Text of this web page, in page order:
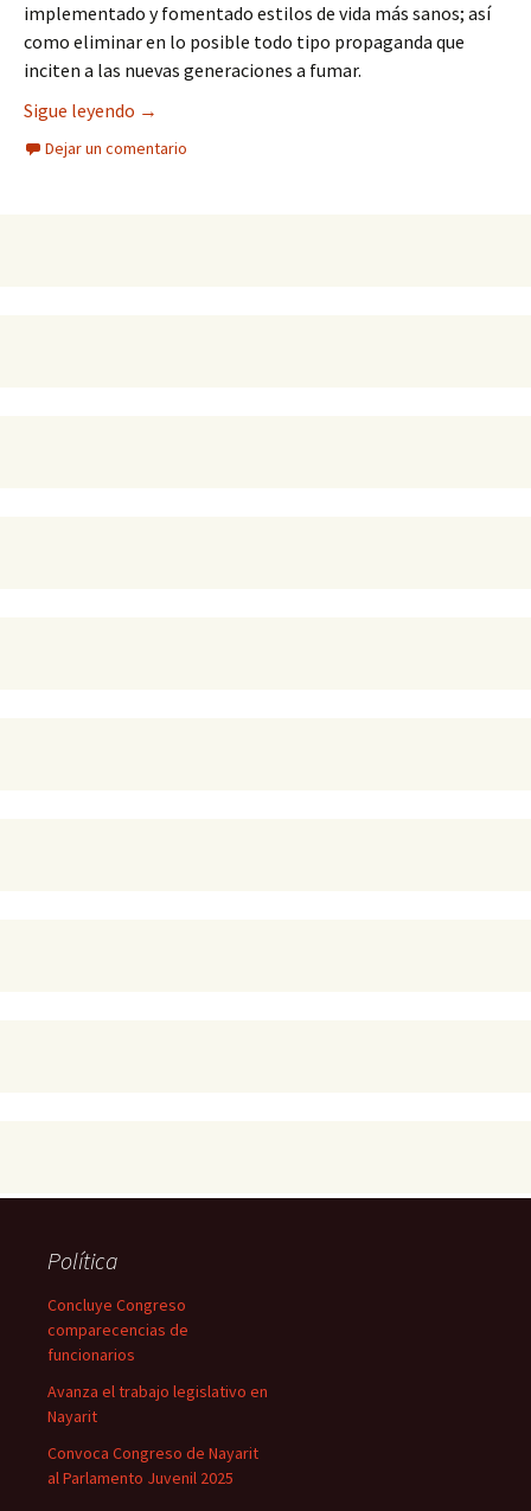
implementado y fomentado estilos de vida más sanos; así
como eliminar en lo posible todo tipo propaganda que
inciten a las nuevas generaciones a fumar.
Sigue leyendo Existe la duda si se fuma tabaco o basura
→
Dejar un comentario
Política
Concluye Congreso
comparecencias de
funcionarios
Avanza el trabajo legislativo en
Nayarit
Convoca Congreso de Nayarit
al Parlamento Juvenil 2025